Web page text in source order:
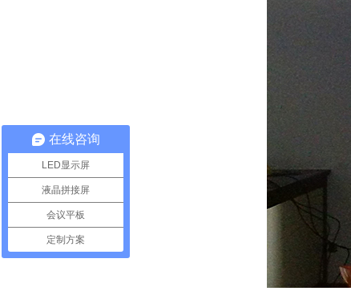
在线咨询
LED显示屏
液晶拼接屏
会议平板
定制方案